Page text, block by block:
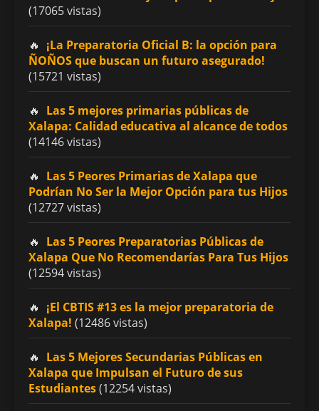
(17065 vistas)
¡La Preparatoria Oficial B: la opción para
ÑOÑOS que buscan un futuro asegurado!
(15721 vistas)
Las 5 mejores primarias públicas de
Xalapa: Calidad educativa al alcance de todos
(14146 vistas)
Las 5 Peores Primarias de Xalapa que
Podrían No Ser la Mejor Opción para tus Hijos
(12727 vistas)
Las 5 Peores Preparatorias Públicas de
Xalapa Que No Recomendarías Para Tus Hijos
(12594 vistas)
¡El CBTIS #13 es la mejor preparatoria de
Xalapa! (12486 vistas)
Las 5 Mejores Secundarias Públicas en
Xalapa que Impulsan el Futuro de sus
Estudiantes(12254 vistas)